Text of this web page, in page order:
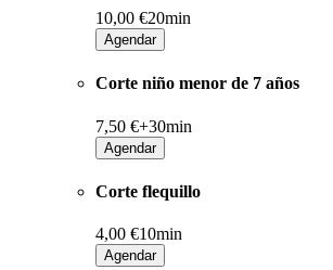
10,00 €20min
Agendar
Corte niño menor de 7 años
7,50 €+30min
Agendar
Corte flequillo
4,00 €10min
Agendar